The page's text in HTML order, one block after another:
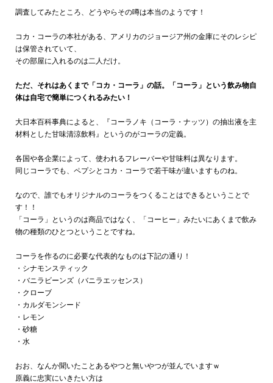
調査してみたところ、どうやらその噂は本当のようです！
コカ・コーラの本社がある、アメリカのジョージア州の金庫にそのレシピ
は保管されていて、
その部屋に入れるのは二人だけ。
ただ、それはあくまで「コカ・コーラ」の話。「コーラ」という飲み物自
体は自宅で簡単につくれるみたい！
大日本百科事典によると、『コーラノキ（コーラ・ナッツ）の抽出液を主
材料とした甘味清涼飲料』というのがコーラの定義。
各国や各企業によって、使われるフレーバーや甘味料は異なります。
同じコーラでも、ペプシとコカ・コーラで若干味が違いますものね。
なので、誰でもオリジナルのコーラをつくることはできるということで
す！！
「コーラ」というのは商品ではなく、「コーヒー」みたいにあくまで飲み
物の種類のひとつということですね。
コーラを作るのに必要な代表的なものは下記の通り！
・シナモンスティック
・バニラビーンズ（バニラエッセンス）
・クローブ
・カルダモンシード
・レモン
・砂糖
・水
おお、なんか聞いたことあるやつと無いやつが並んでいますｗ
原義に忠実にいきたい方は